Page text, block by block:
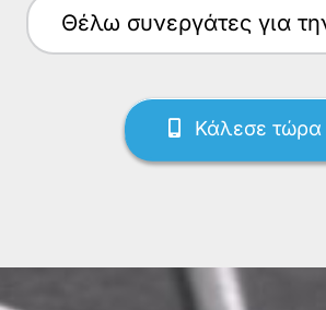
Θέλω
Κάλεσε τώρα